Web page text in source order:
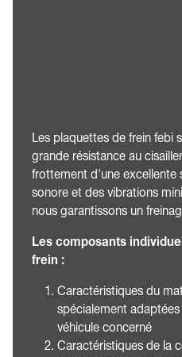
Les plaquettes de frein febi
grande résistance au
frottement d'une excellente
sonore et des vibrations
nous garantissons un
Les composants
frein :
Caractéristiques du
spécialement
véhicule concerné
Caractéristiques de la